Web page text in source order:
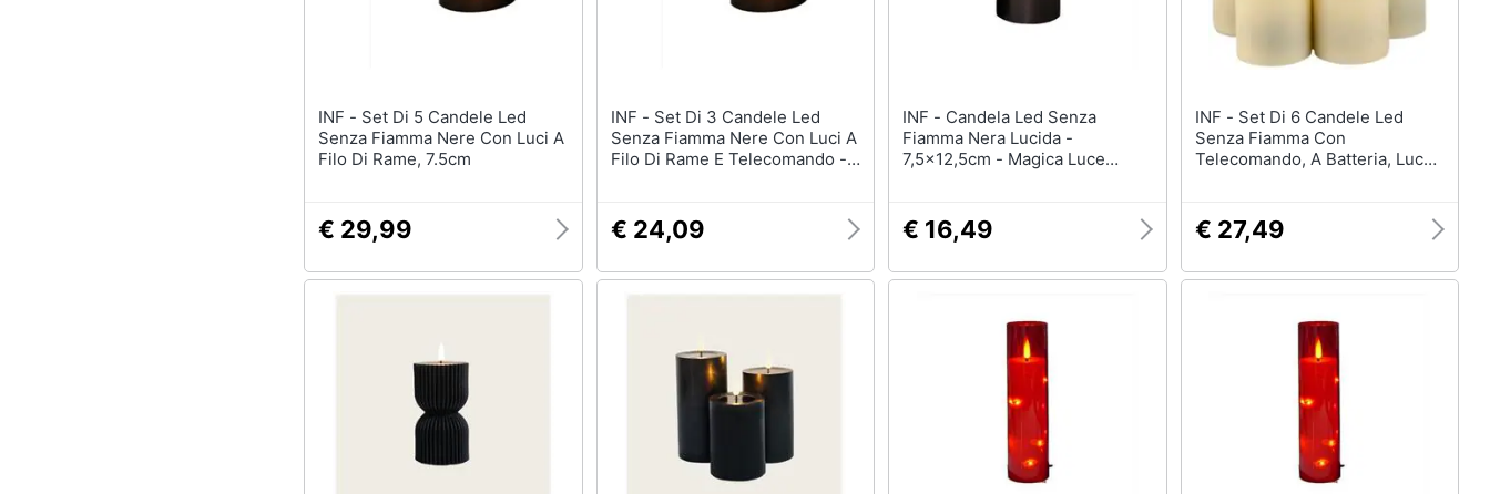
INF - Set Di 5 Candele Led
Senza Fiamma Nere Con Luci A
Filo Di Rame, 7.5cm
€ 29,99
INF - Set Di 3 Candele Led
Senza Fiamma Nere Con Luci A
Filo Di Rame E Telecomando -
€ 24,09
INF - Candela Led Senza
Fiamma Nera Lucida -
7,5x12,5cm - Magica Luce
€ 16,49
INF - Set Di 6 Candele Led
Senza Fiamma Con
Telecomando, A Batteria, Luce
€ 27,49